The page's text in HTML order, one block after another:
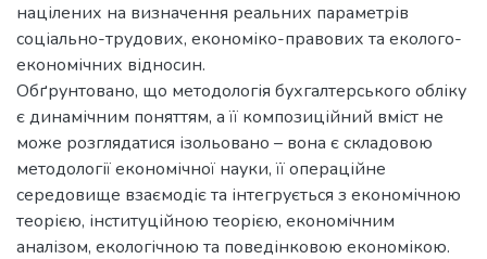
націлених на визначення реальних параметрів
соціально-трудових, економіко-правових та еколого-
економічних відносин.
Обґрунтовано, що методологія бухгалтерського обліку
є динамічним поняттям, а її композиційний вміст не
може розглядатися ізольовано – вона є складовою
методології економічної науки, її операційне
середовище взаємодіє та інтегрується з економічною
теорією, інституційною теорією, економічним
аналізом, екологічною та поведінковою економікою.